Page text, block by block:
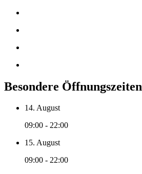
Besondere Öffnungszeiten
14. August
09:00 - 22:00
15. August
09:00 - 22:00